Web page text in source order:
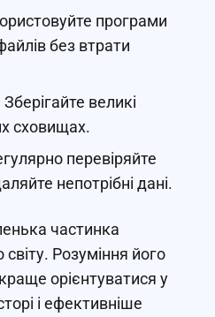
програми
без втрати
Зберігайте великі
сховищах.
перевіряйте
непотрібні дані.
частинка
Розуміння його
орієнтуватися у
і ефективніше